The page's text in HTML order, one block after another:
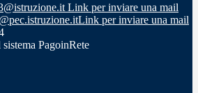
Link per inviare una mail
Link per inviare una mail
PagoinRete